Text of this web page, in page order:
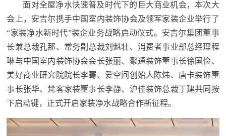
面对全屋净水快速普及时代下的巨大商业机会，本次大
会上，安吉尔携手中国室内装饰协会及领军家装企业举行了
“家装净水新时代”装企业务战略启动仪式。安吉尔集团董事
长兼总裁孔那、常务副总裁刘魁壮、消费者事业部总经理程
琳与中国室内装饰协会会长张丽、聚通装饰董事长徐国俭、
美好商业研究院院长李骞、爱空间创始人陈炜、唐卡装饰董
事长张华、梵客家装董事长李静、沪佳装饰总裁丁建共同按
下启动键，正式开启家装净水战略合作新征程。